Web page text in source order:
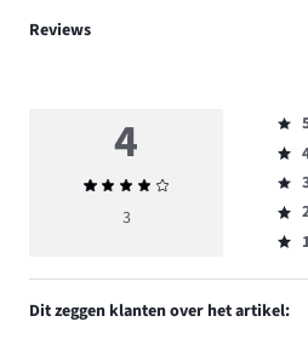
Reviews
4
Gemiddelde
beoordeling
3
5,
2.
4,
3,
2,
0.
1,
Dit zeggen klanten over het artikel: